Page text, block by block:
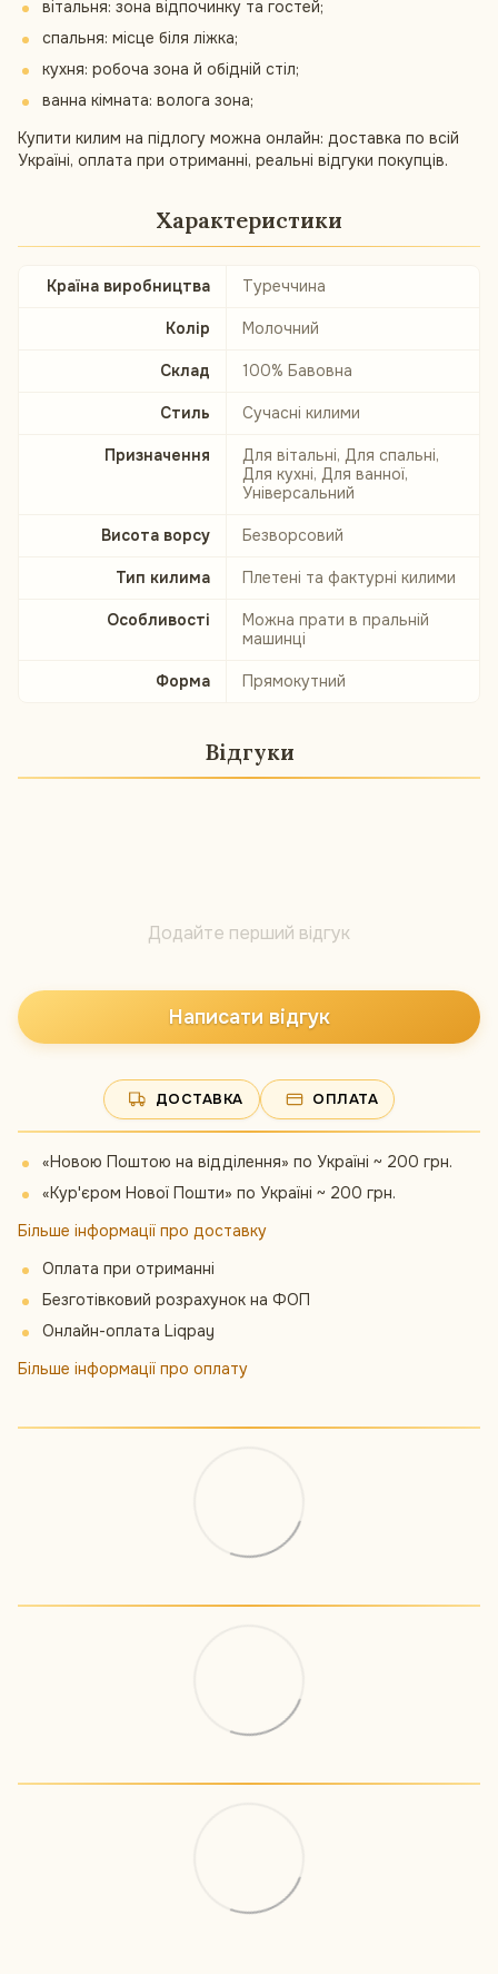
вітальня: зона відпочинку та гостей;
спальня: місце біля ліжка;
кухня: робоча зона й обідній стіл;
ванна кімната: волога зона;
Купити килим на підлогу можна онлайн: доставка по всій
Україні, оплата при отриманні, реальні відгуки покупців.
Характеристики
Країна виробництва Туреччина
Колір Молочний
Склад 100% Бавовна
Стиль Сучасні килими
Призначення
Для вітальні, Для спальні,
Для кухні, Для ванної,
Універсальний
Висота ворсу Безворсовий
Тип килима Плетені та фактурні килими
Особливості
Можна прати в пральній
машинці
Форма Прямокутний
Відгуки
Додайте перший відгук
Написати відгук
ДОСТАВКА ОПЛАТА
«Новою Поштою на відділення» по Україні ~ 200 грн.
«Кур'єром Нової Пошти» по Україні ~ 200 грн.
Більше інформації про доставку
Оплата при отриманні
Безготівковий розрахунок на ФОП
Онлайн-оплата Liqpay
Більше інформації про оплату